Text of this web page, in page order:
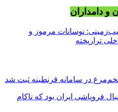
و دامداران
نوسانات مرموز و
تراریخته
فروپاشی ایران بود که ناکام